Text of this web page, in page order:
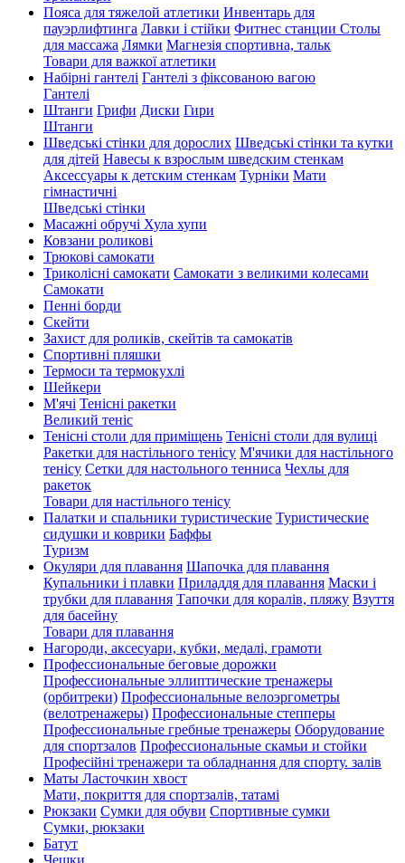
Пояса для тяжелой атлетики Инвентарь для
пауэрлифтинга Лавки і стійки Фитнес станции Столы
для массажа Лямки Магнезія спортивна, тальк
Товари для важкої атлетики
Набірні гантелі Гантелі з фіксованою вагою
Гантелі
Штанги Грифи Диски Гири
Штанги
Шведські стінки для дорослих Шведські стінки та кутки
для дітей Навесы к взрослым шведским стенкам
Аксессуары к детским стенкам Турніки Мати
гімнастичні
Шведські стінки
Масажні обручі Хула хупи
Ковзани роликові
Трюкові самокати
Триколісні самокати Самокати з великими колесами
Cамокати
Пенні борди
Скейти
Захист для роликів, скейтів та самокатів
Спортивні пляшки
Термоси та термокухлі
Шейкери
М'ячі Тенісні ракетки
Великий теніс
Тенісні столи для приміщень Тенісні столи для вулиці
Ракетки для настільного тенісу М'ячики для настільного
тенісу Сетки для настольного тенниса Чехлы для
ракеток
Товари для настільного тенісу
Палатки и спальники туристические Туристические
сидушки и коврики Баффы
Туризм
Окуляри для плавання Шапочка для плавання
Купальники і плавки Приладдя для плавання Маски і
трубки для плавання Тапочки для коралів, пляжу Взуття
для басейну
Товари для плавання
Нагороди, аксесуари, кубки, медалі, грамоти
Профессиональные беговые дорожки
Профессиональные эллиптические тренажеры
(орбитреки) Профессиональные велоэргометры
(велотренажеры) Профессиональные cтепперы
Профессиональные гребные тренажеры Оборудование
для спортзалов Профессиональные скамьи и стойки
Професійні тренажери та обладнання для спорту. залів
Маты Ласточкин хвост
Мати, покриття для спортзалів, татамі
Рюкзаки Сумки для обуви Спортивные сумки
Сумки, рюкзаки
Батут
Чешки